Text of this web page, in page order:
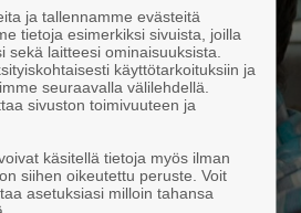
ja tallennamme evästeitä
tietoja esimerkiksi sivuista, joilla
sekä laitteesi ominaisuuksista.
käyttötarkoituksiin ja
seuraavalla välilehdellä.
sivuston toimivuuteen ja
käsitellä tietoja myös ilman
siihen oikeutettu peruste. Voit
asetuksiasi milloin tahansa